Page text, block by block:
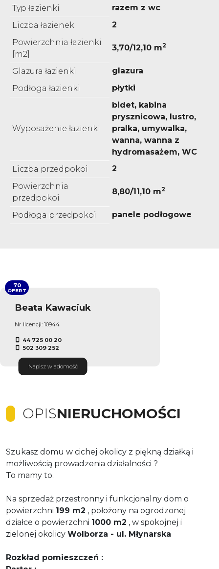
Typ łazienki
razem z wc
Liczba łazienek
2
Powierzchnia łazienki
[m2]
3,70/12,10 m2
Glazura łazienki
glazura
Podłoga łazienki
płytki
Wyposażenie łazienki
bidet, kabina
prysznicowa, lustro,
pralka, umywalka,
wanna, wanna z
hydromasażem, WC
Liczba przedpokoi
2
Powierzchnia
przedpokoi
8,80/11,10 m2
Podłoga przedpokoi panele podłogowe
Beata Kawaciuk
Nr licencji: 10944
44 725 00 20
502 309 252
Napisz wiadomość
70
OFERT
OPISNIERUCHOMOŚCI
Szukasz domu w cichej okolicy z piękną działką i
możliwością prowadzenia działalności ?
To mamy to.
Na sprzedaż przestronny i funkcjonalny dom o
powierzchni 199 m2 , położony na ogrodzonej
działce o powierzchni 1000 m2 , w spokojnej i
zielonej okolicy Wolborza - ul. Młynarska
Rozkład pomieszczeń :